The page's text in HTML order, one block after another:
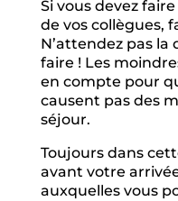
Si vous devez
de vos collègues,
N’attendez pas
faire ! Les
en compte pour
causent pas des
séjour.
Toujours dans
avant votre
auxquelles vous